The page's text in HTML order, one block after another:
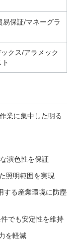
易保証/マネーグラ
クス/アラメック
業に集中した明る
演色性を保証
照明範囲を実現
する産業環境に防塵
でも安定性を維持
を軽減